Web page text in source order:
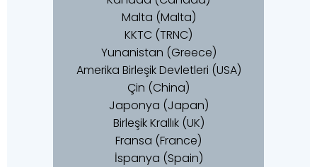
Malta (Malta)
KKTC (TRNC)
Yunanistan (Greece)
Amerika Birleşik Devletleri (USA)
Çin (China)
Japonya (Japan)
Birleşik Krallık (UK)
Fransa (France)
İspanya (Spain)